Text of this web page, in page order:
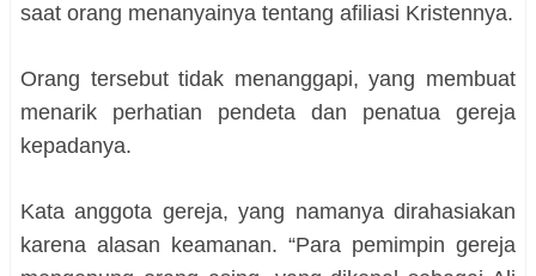
saat orang menanyainya tentang afiliasi Kristennya.
Orang tersebut tidak menanggapi, yang membuat
menarik perhatian pendeta dan penatua gereja
kepadanya.
Kata anggota gereja, yang namanya dirahasiakan
karena alasan keamanan. “Para pemimpin gereja